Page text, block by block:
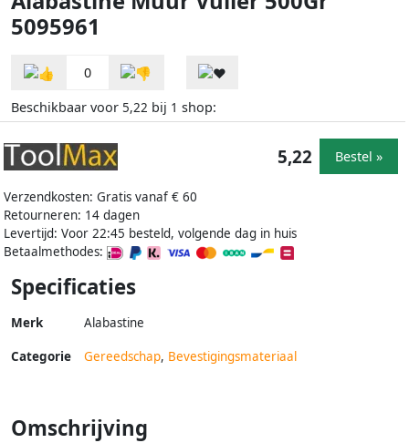
5095961
0
Beschikbaar voor 5,22 bij 1 shop:
Verzendkosten: Gratis vanaf € 60
Retourneren: 14 dagen
Levertijd: Voor 22:45 besteld, volgende dag in huis
Betaalmethodes:
5,22 Bestel »
Specificaties
Merk Alabastine
Categorie Gereedschap, Bevestigingsmateriaal
Omschrijving